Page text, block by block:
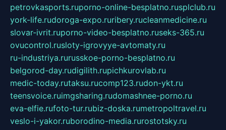
petrovkasports.ruporno-online-besplatno.rusplclub.ru
york-life.rudoroga-expo.ruribery.rucleanmedicine.ru
slovar-ivrit.ruporno-video-besplatno.ruseks-365.ru
ovucontrol.rusloty-igrovyye-avtomaty.ru
ru-industriya.rurusskoe-porno-besplatno.ru
belgorod-day.rudigilith.rupichkurovlab.ru
medic-today.rutaksu.rucomp123.rudon-ykt.ru
teensvoice.ruimgsharing.rudomashnee-porno.ru
eva-elfie.rufoto-tur.rubiz-doska.rumetropoltravel.ru
veslo-i-yakor.ruborodino-media.rurostotsky.ru